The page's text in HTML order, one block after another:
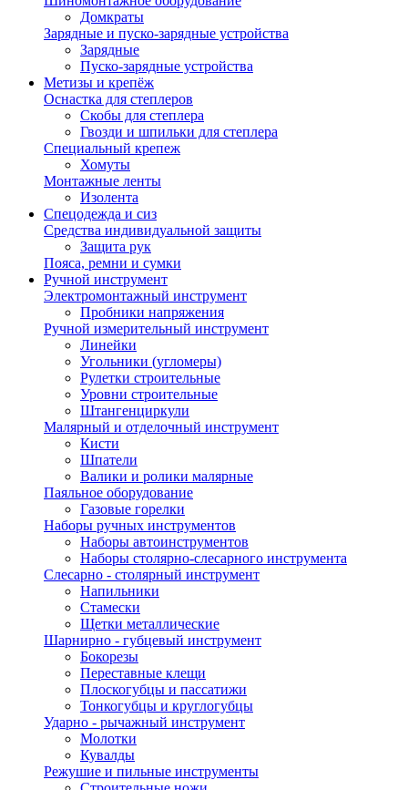
Домкраты
Зарядные и пуско-зарядные устройства
Зарядные
Пуско-зарядные устройства
Метизы и крепёж
Оснастка для степлеров
Скобы для степлера
Гвозди и шпильки для степлера
Специальный крепеж
Хомуты
Монтажные ленты
Изолента
Спецодежда и сиз
Средства индивидуальной защиты
Защита рук
Пояса, ремни и сумки
Ручной инструмент
Электромонтажный инструмент
Пробники напряжения
Ручной измерительный инструмент
Линейки
Угольники (угломеры)
Рулетки строительные
Уровни строительные
Штангенциркули
Малярный и отделочный инструмент
Кисти
Шпатели
Валики и ролики малярные
Паяльное оборудование
Газовые горелки
Наборы ручных инструментов
Наборы автоинструментов
Наборы столярно-слесарного инструмента
Слесарно - столярный инструмент
Напильники
Стамески
Щетки металлические
Шарнирно - губцевый инструмент
Бокорезы
Переставные клещи
Плоскогубцы и пассатижи
Тонкогубцы и круглогубцы
Ударно - рычажный инструмент
Молотки
Кувалды
Режушие и пильные инструменты